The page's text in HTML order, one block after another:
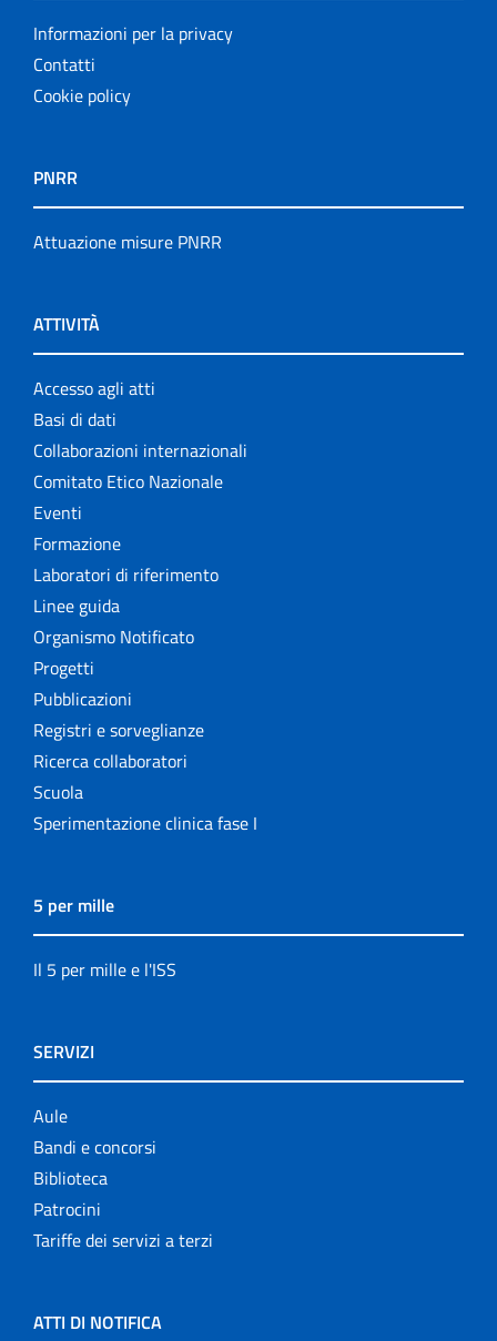
Informazioni per la privacy
Contatti
Cookie policy
PNRR
Attuazione misure PNRR
ATTIVITÀ
Accesso agli atti
Basi di dati
Collaborazioni internazionali
Comitato Etico Nazionale
Eventi
Formazione
Laboratori di riferimento
Linee guida
Organismo Notificato
Progetti
Pubblicazioni
Registri e sorveglianze
Ricerca collaboratori
Scuola
Sperimentazione clinica fase I
5 per mille
Il 5 per mille e l'ISS
SERVIZI
Aule
Bandi e concorsi
Biblioteca
Patrocini
Tariffe dei servizi a terzi
ATTI DI NOTIFICA